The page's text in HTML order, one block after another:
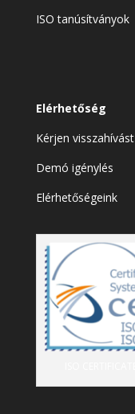
ISO tanúsítványok
Elérhetőség
Kérjen visszahívást
Demó igénylés
Elérhetőségeink